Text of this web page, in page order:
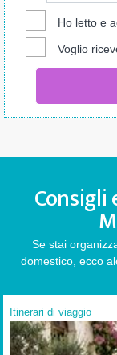
Ho letto e
Voglio
Consigli
Se stai
domestico, ecco
Itinerari di viaggio